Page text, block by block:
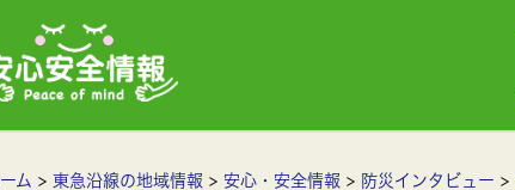
ム 東急沿線の地域情報 安心・安全情報 防災インタビュー